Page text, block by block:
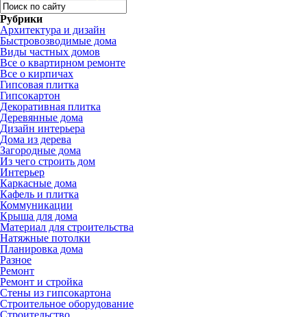
Рубрики
Архитектура и дизайн
Быстровозводимые дома
Виды частных домов
Все о квартирном ремонте
Все о кирпичах
Гипсовая плитка
Гипсокартон
Декоративная плитка
Деревянные дома
Дизайн интерьера
Дома из дерева
Загородные дома
Из чего строить дом
Интерьер
Каркасные дома
Кафель и плитка
Коммуникации
Крыша для дома
Материал для строительства
Натяжные потолки
Планировка дома
Разное
Ремонт
Ремонт и стройка
Стены из гипсокартона
Строительное оборудование
Строительство